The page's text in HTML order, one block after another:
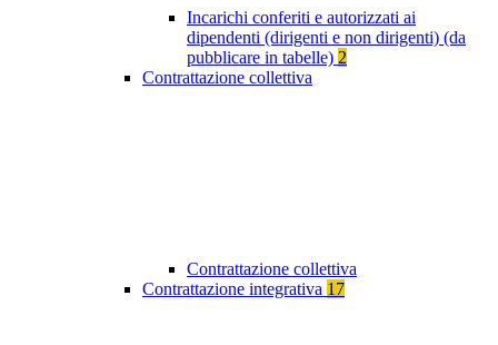
Incarichi conferiti e autorizzati ai
dipendenti (dirigenti e non dirigenti) (da
pubblicare in tabelle) 2
Contrattazione collettiva
Contrattazione collettiva
Contrattazione integrativa 17